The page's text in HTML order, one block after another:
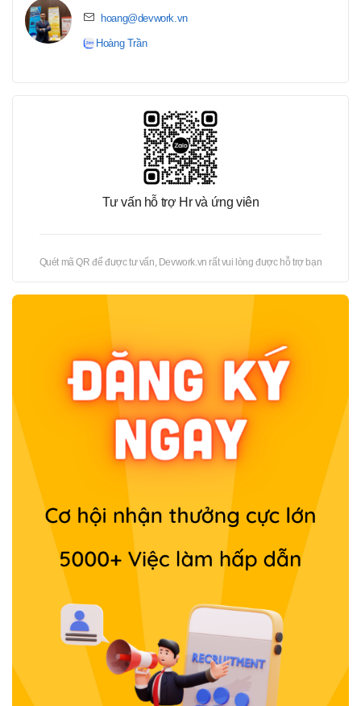
hoang@devwork.vn
Hoàng Trần
Tư vấn hỗ trợ Hr và ứng viên
Quét mã QR để được tư vấn, Devwork.vn rất vui lòng được hỗ trợ bạn